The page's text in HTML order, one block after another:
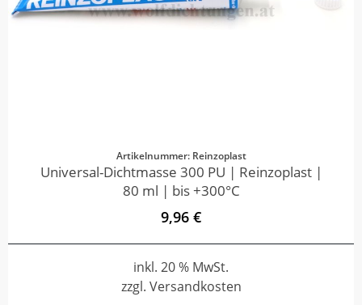
Artikelnummer: Reinzoplast
Universal-Dichtmasse 300 PU | Reinzoplast |
80 ml | bis +300°C
9,96 €
inkl. 20 % MwSt.
zzgl. Versandkosten